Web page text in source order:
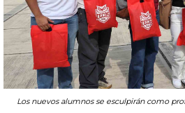
Los nuevos alumnos se esculpirán como